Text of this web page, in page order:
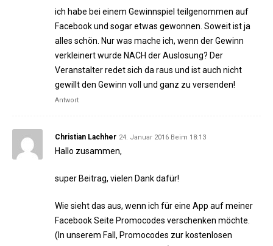
ich habe bei einem Gewinnspiel teilgenommen auf
Facebook und sogar etwas gewonnen. Soweit ist ja
alles schön. Nur was mache ich, wenn der Gewinn
verkleinert wurde NACH der Auslosung? Der
Veranstalter redet sich da raus und ist auch nicht
gewillt den Gewinn voll und ganz zu versenden!
Antwort
Christian Lachher 24. Januar 2016 Beim 18:13
Hallo zusammen,
super Beitrag, vielen Dank dafür!
Wie sieht das aus, wenn ich für eine App auf meiner
Facebook Seite Promocodes verschenken möchte.
(In unserem Fall, Promocodes zur kostenlosen